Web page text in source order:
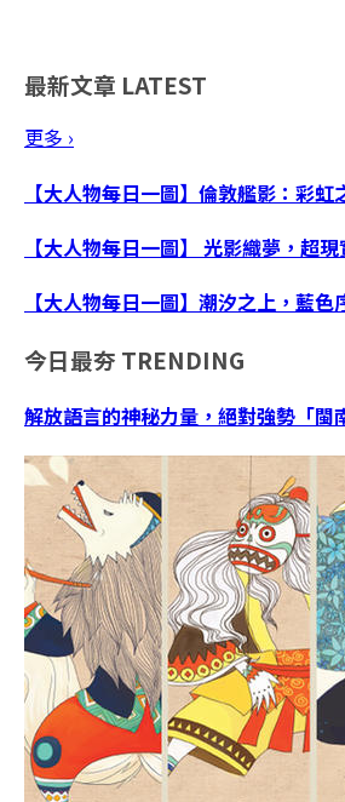
最新文章 LATEST
更多 ›
【大人物每日一圖】倫敦艦影：彩
【大人物每日一圖】 光影織夢，超
【大人物每日一圖】潮汐之上，藍色
今日最夯 TRENDING
解放語言的神秘力量，絕對強勢「閩